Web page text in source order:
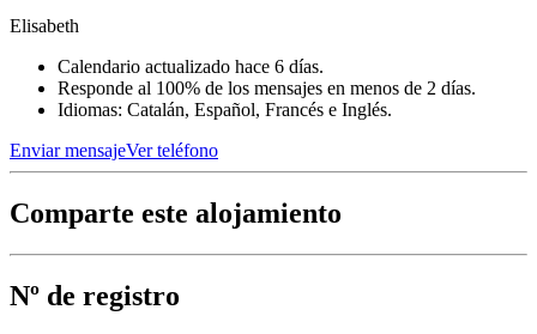
Elisabeth
Calendario actualizado hace 6 días.
Responde al 100% de los mensajes en menos de 2 días.
Idiomas: Catalán, Español, Francés e Inglés.
Enviar mensajeVer teléfono
Comparte este alojamiento
Nº de registro